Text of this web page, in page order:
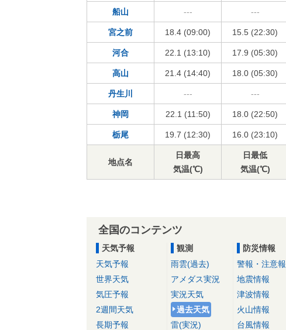
船山 --- ---
宮之前 18.4 (09:00) 15.5 (22:30)
河合 22.1 (13:10) 17.9 (05:30)
高山 21.4 (14:40) 18.0 (05:30)
丹生川 --- ---
神岡 22.1 (11:50) 18.0 (22:50)
栃尾 19.7 (12:30) 16.0 (23:10)
地点名
日最高
気温(℃)
日最低
気温(℃)
全国のコンテンツ
天気予報
天気予報
世界天気
気圧予報
2週間天気
長期予報
観測
雨雲(過去)
アメダス実況
実況天気
過去天気
雷(実況)
防災情報
警報・注意報
地震情報
津波情報
火山情報
台風情報